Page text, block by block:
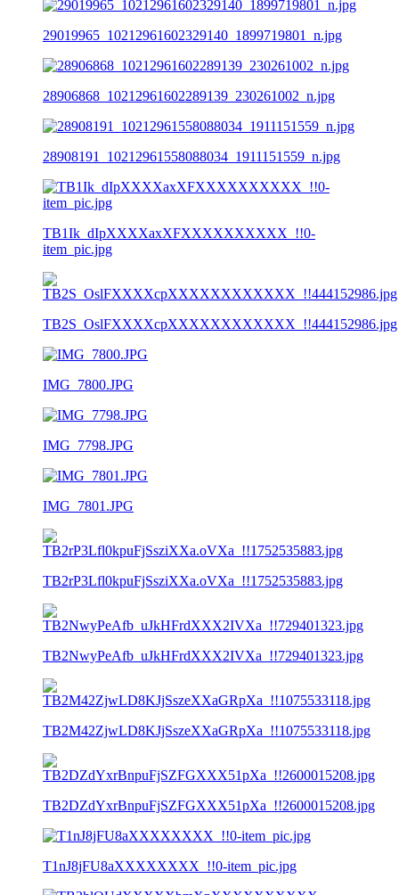
29019965_10212961602329140_1899719801_n.jpg
28906868_10212961602289139_230261002_n.jpg
28908191_10212961558088034_1911151559_n.jpg
TB1Ik_dIpXXXXaxXFXXXXXXXXXX_!!0-
item_pic.jpg
TB2S_OslFXXXXcpXXXXXXXXXXXX_!!444152986.jpg
IMG_7800.JPG
IMG_7798.JPG
IMG_7801.JPG
TB2rP3Lfl0kpuFjSsziXXa.oVXa_!!1752535883.jpg
TB2NwyPeAfb_uJkHFrdXXX2IVXa_!!729401323.jpg
TB2M42ZjwLD8KJjSszeXXaGRpXa_!!1075533118.jpg
TB2DZdYxrBnpuFjSZFGXXX51pXa_!!2600015208.jpg
T1nJ8jFU8aXXXXXXXX_!!0-item_pic.jpg